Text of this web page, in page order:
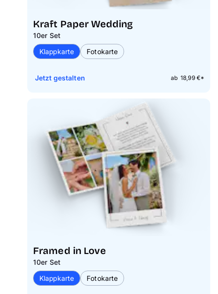
Kraft Paper Wedding
10er Set
Klappkarte
Fotokarte
ab 18,99 €*
Jetzt gestalten
Framed in Love
10er Set
Klappkarte
Fotokarte